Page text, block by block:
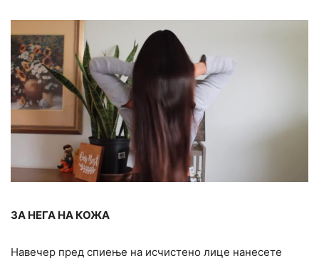
ЗА НЕГА НА КОЖА
Навечер пред спиење на исчистено лице нанесете